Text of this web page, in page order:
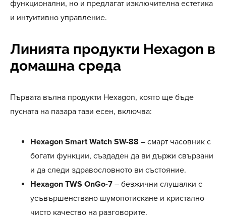
функционални, но и предлагат изключителна естетика
и интуитивно управление.
Линията продукти Hexagon в
домашна среда
Първата вълна продукти Hexagon, която ще бъде
пусната на пазара тази есен, включва:
Hexagon Smart Watch SW-88 – смарт часовник с
богати функции, създаден да ви държи свързани
и да следи здравословното ви състояние.
Hexagon TWS OnGo-7 – безжични слушалки с
усъвършенствано шумопотискане и кристално
чисто качество на разговорите.